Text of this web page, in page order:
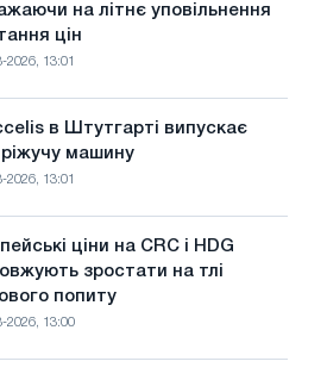
на літнє уповільнення
цін
2026, 13:01
в Штутгарті випускає
машину
2026, 13:01
ціни на CRC і HDG
зростати на тлі
попиту
2026, 13:00